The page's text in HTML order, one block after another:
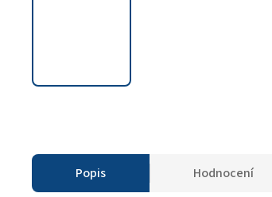
Popis Hodnocení